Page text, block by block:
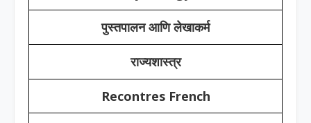
पुस्तपालन आणि लेखाकर्म
राज्यशास्त्र
Recontres French